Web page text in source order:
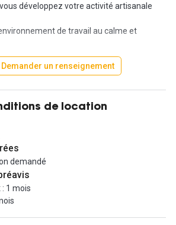
développez votre activité artisanale
de travail au calme et
vous accueillir 3 fois par semaines (Lundi,
des formules à la journée, à la semaine et
20m2, nous disposons de 1
pouvez pas recevoir dans clients .
(Machine plate) professionnelle
Demander un renseignement
de location
demandé
1 mois